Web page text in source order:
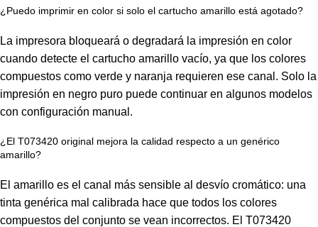
¿Puedo imprimir en color si solo el cartucho amarillo está agotado?
La impresora bloqueará o degradará la impresión en color
cuando detecte el cartucho amarillo vacío, ya que los colores
compuestos como verde y naranja requieren ese canal. Solo la
impresión en negro puro puede continuar en algunos modelos
con configuración manual.
¿El T073420 original mejora la calidad respecto a un genérico
amarillo?
El amarillo es el canal más sensible al desvío cromático: una
tinta genérica mal calibrada hace que todos los colores
compuestos del conjunto se vean incorrectos. El T073420